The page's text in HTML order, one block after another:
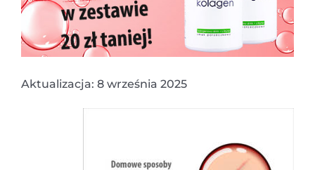
Aktualizacja: 8 września 2025